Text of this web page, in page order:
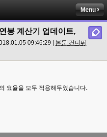
Menu
연봉 계산기 업데이트,
09:46:29 | 본문 건너뛰
요율을 모두 적용해두었습니다.